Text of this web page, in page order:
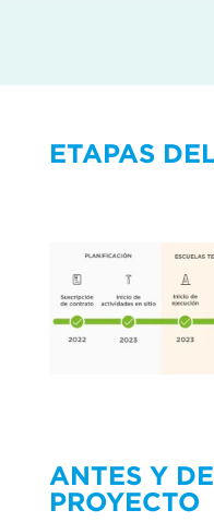
ETAPAS
ANTES Y
PROYECTO